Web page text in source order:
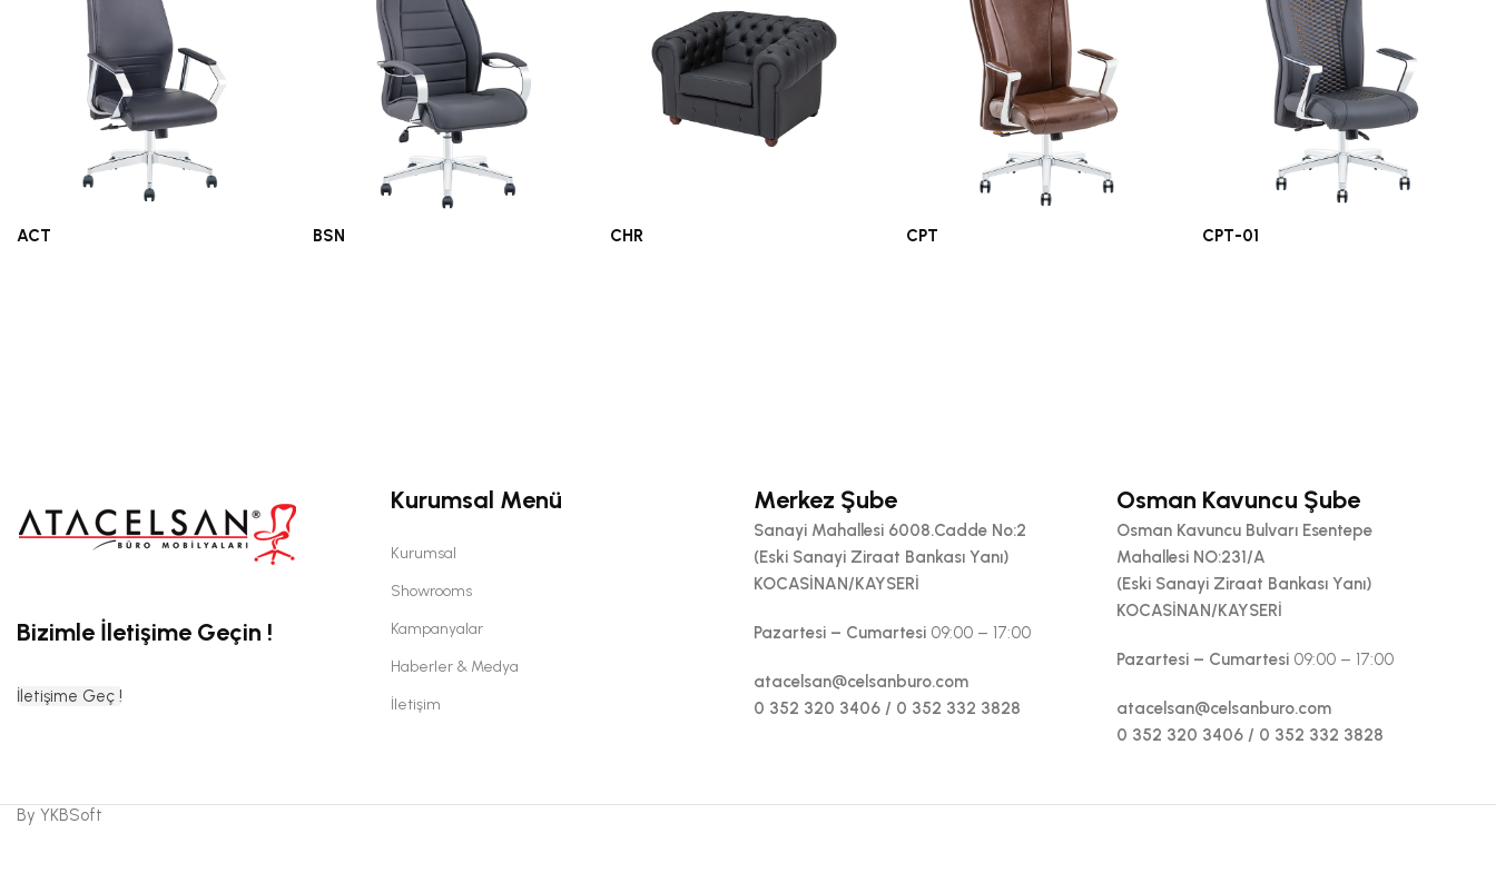
ACT BSN CHR CPT CPT-01
Bizimle İletişime Geçin !
İletişime Geç !
Kurumsal Menü
Kurumsal
Showrooms
Kampanyalar
Haberler & Medya
İletişim
Merkez Şube
Sanayi Mahallesi 6008.Cadde No:2
(Eski Sanayi Ziraat Bankası Yanı)
KOCASİNAN/KAYSERİ
Pazartesi – Cumartesi09:00 – 17:00
atacelsan@celsanburo.com
0 352 320 3406 / 0 352 332 3828
Osman Kavuncu Şube
Osman Kavuncu Bulvarı Esentepe
Mahallesi NO:231/A
(Eski Sanayi Ziraat Bankası Yanı)
KOCASİNAN/KAYSERİ
Pazartesi – Cumartesi09:00 – 17:00
atacelsan@celsanburo.com
0 352 320 3406 / 0 352 332 3828
By YKBSoft